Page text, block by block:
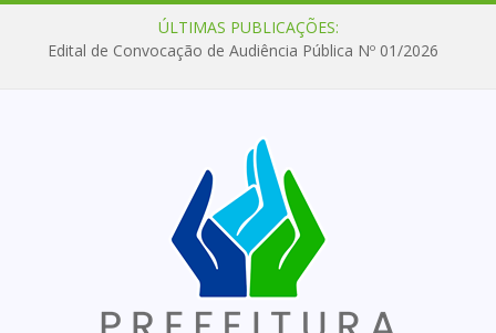
ÚLTIMAS PUBLICAÇÕES:
Edital de Convocação de Audiência Pública Nº 01/2026